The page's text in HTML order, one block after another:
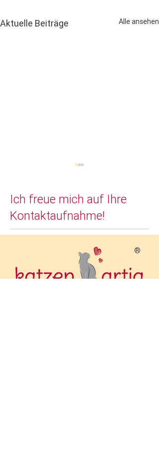
Aktuelle Beiträge Alle ansehen
Tierfestival in Graz, vom
20. - 22. 2. 2026
Ich freue mich auf Ihre
Kontaktaufnahme!
®